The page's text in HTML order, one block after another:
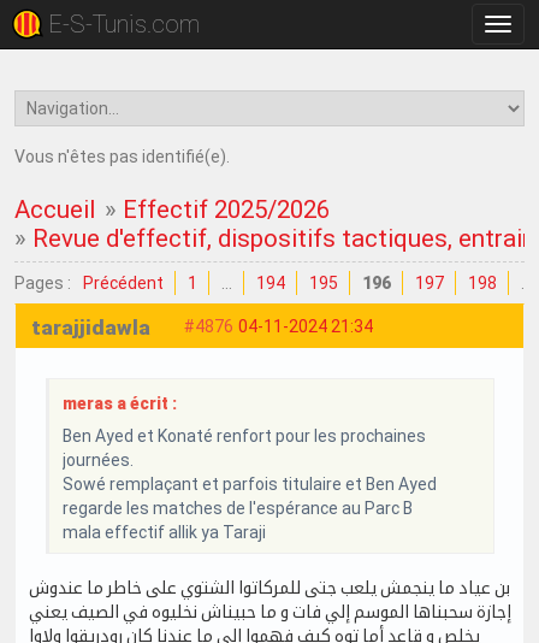
la
E-S-Tunis.com
Vous n'êtes pas identifié(e).
Accueil » Effectif 2025/2026
» Revue d'effectif, dispositifs tactiques,
Pages : Précédent 1 194 195 196 197 198
#4876 04-11-2024 21:34
tarajjidawla
meras a écrit :
Ben Ayed et Konaté renfort pour les prochaines
journées.
Sowé remplaçant et parfois titulaire et Ben Ayed
regarde les matches de l'espérance au Parc B
mala effectif allik ya Taraji
بن عياد ما ينجمش يلعب جتى للمركاتوا الشتوي على خاطر ما عندوش
إجازة سحبناها الموسم إلي فات و ما حبيناش نخليوه في الصيف يعني
يخلص و قاعد أما توه كيف فهموا إلي ما عندنا كان رودريقوا ولاوا